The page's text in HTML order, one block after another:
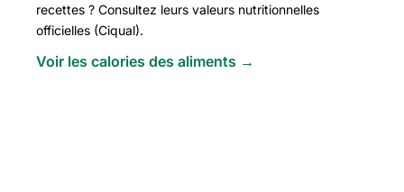
recettes ? Consultez leurs valeurs nutritionnelles
officielles (Ciqual).
Voir les calories des aliments →